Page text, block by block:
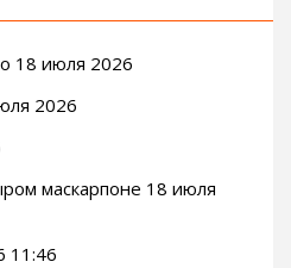
18 июля 2026
2026
маскарпоне 18 июля
11:46